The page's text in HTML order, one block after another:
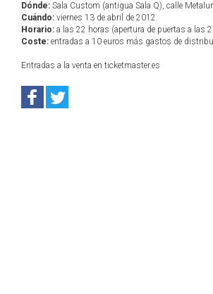
Dónde: Sala Custom (antigua Sala Q), calle
Cuándo: viernes 13 de abril de 2012.
Horario: a las 22 horas (apertura de puertas a las
Coste: entradas a 10 euros más gastos de
Entradas a la venta en ticketmaster.es